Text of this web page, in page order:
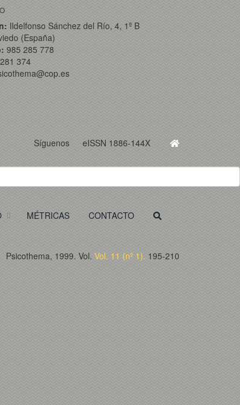
Ildelfonso Sánchez del Río, 4, 1º B
(España)
985 285 778
374
Síguenos eISSN 1886-144X
MÉTRICAS CONTACTO
Psicothema, 1999. Vol. Vol. 11 (nº 1). 195-210